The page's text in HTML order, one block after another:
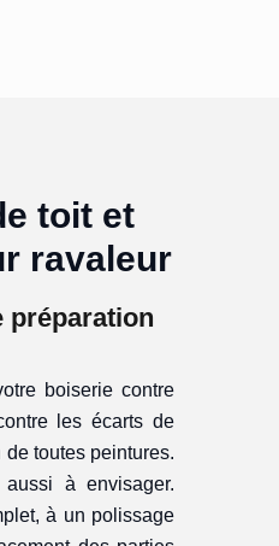
toit et
ravaleur
préparation
boiserie contre
les écarts de
de toutes peintures.
à envisager.
à un polissage